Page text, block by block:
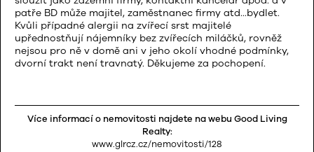
patře BD může majitel, zaměstnanec firmy atd...bydlet.
Kvůli případné alergii na zvířecí srst majitelé
upřednostňují nájemníky bez zvířecích miláčků, rovněž
nejsou pro ně v domě ani v jeho okolí vhodné podmínky,
dvorní trakt není travnatý. Děkujeme za pochopení.
Více informací o nemovitosti najdete na webu Good Living
Realty:
www.glrcz.cz/nemovitosti/128